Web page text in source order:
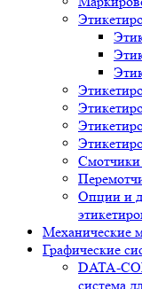
Смотчики
Опции и
Механические
Графические
DATA-
система